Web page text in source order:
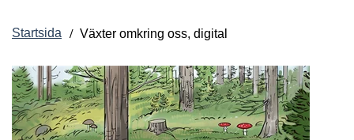
Startsida Växter omkring oss, digital